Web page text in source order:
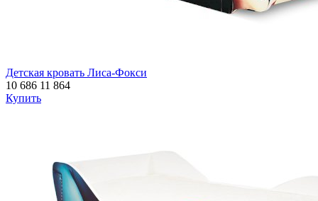
Детская кровать Лиса-Фокси
10 686 11 864
Купить